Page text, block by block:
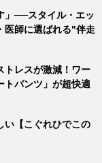
」──スタイル・エッ
医師に選ばれる"伴走
レスが激減！ワー
トパンツ」が超快適
い【こぐれひでこの